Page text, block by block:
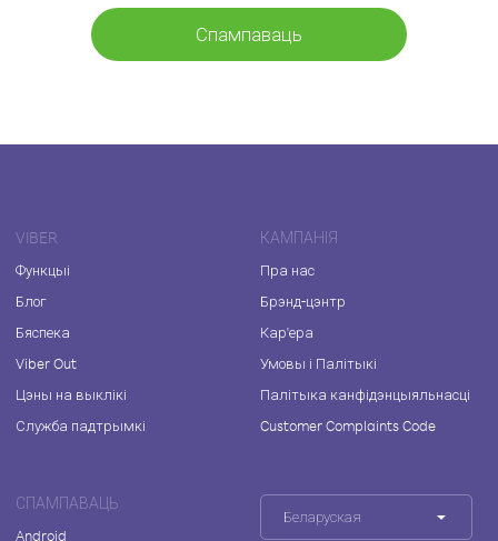
Спампаваць
VIBER
Функцыі
Блог
Бяспека
Viber Out
Цэны на выклікі
Служба падтрымкі
КАМПАНІЯ
Пра нас
Брэнд-цэнтр
Кар'ера
Умовы і Палітыкі
Палітыка канфідэнцыяльнасці
Customer Complaints Code
СПАМПАВАЦЬ
Android
Беларуская